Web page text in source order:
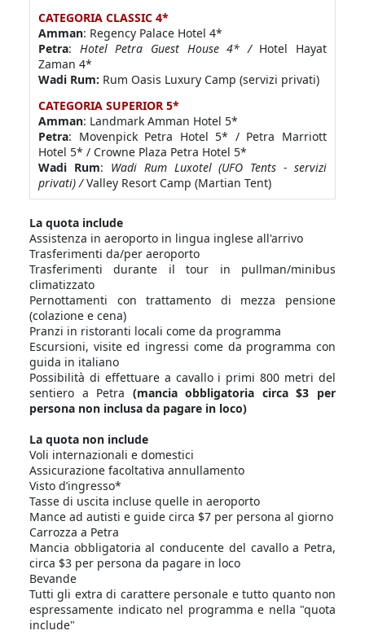
CATEGORIA CLASSIC 4*
Amman: Regency Palace Hotel 4*
Petra: Hotel Petra Guest House 4* / Hotel Hayat
Zaman 4*
Wadi Rum: Rum Oasis Luxury Camp (servizi privati)
CATEGORIA SUPERIOR 5*
Amman: Landmark Amman Hotel 5*
Petra: Movenpick Petra Hotel 5* / Petra Marriott
Hotel 5* / Crowne Plaza Petra Hotel 5*
Wadi Rum: Wadi Rum Luxotel (UFO Tents - servizi
privati) /Valley Resort Camp (Martian Tent)
La quota include
Assistenza in aeroporto in lingua inglese all'arrivo
Trasferimenti da/per aeroporto
Trasferimenti durante il tour in pullman/minibus
climatizzato
Pernottamenti con trattamento di mezza pensione
(colazione e cena)
Pranzi in ristoranti locali come da programma
Escursioni, visite ed ingressi come da programma con
guida in italiano
Possibilità di effettuare a cavallo i primi 800 metri del
sentiero a Petra (mancia obbligatoria circa $3 per
persona non inclusa da pagare in loco)
La quota non include
Voli internazionali e domestici
Assicurazione facoltativa annullamento
Visto d’ingresso*
Tasse di uscita incluse quelle in aeroporto
Mance ad autisti e guide circa $7 per persona al giorno
Carrozza a Petra
Mancia obbligatoria al conducente del cavallo a Petra,
circa $3 per persona da pagare in loco
Bevande
Tutti gli extra di carattere personale e tutto quanto non
espressamente indicato nel programma e nella "quota
include"